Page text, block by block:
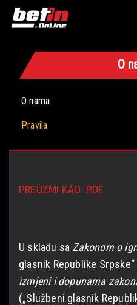
O
O nama
Pravila
PREUZMI KAO .PDF
U skladu sa Zakonom o
glasnik Republike
izmjeni i dopunama
(„Službeni glasnik